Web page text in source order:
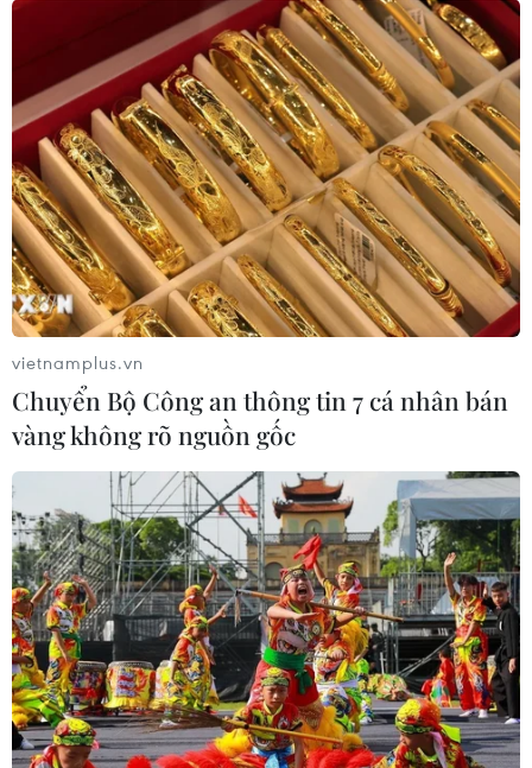
vietnamplus.vn
Chuyển Bộ Công an thông tin 7 cá nhân bán
vàng không rõ nguồn gốc